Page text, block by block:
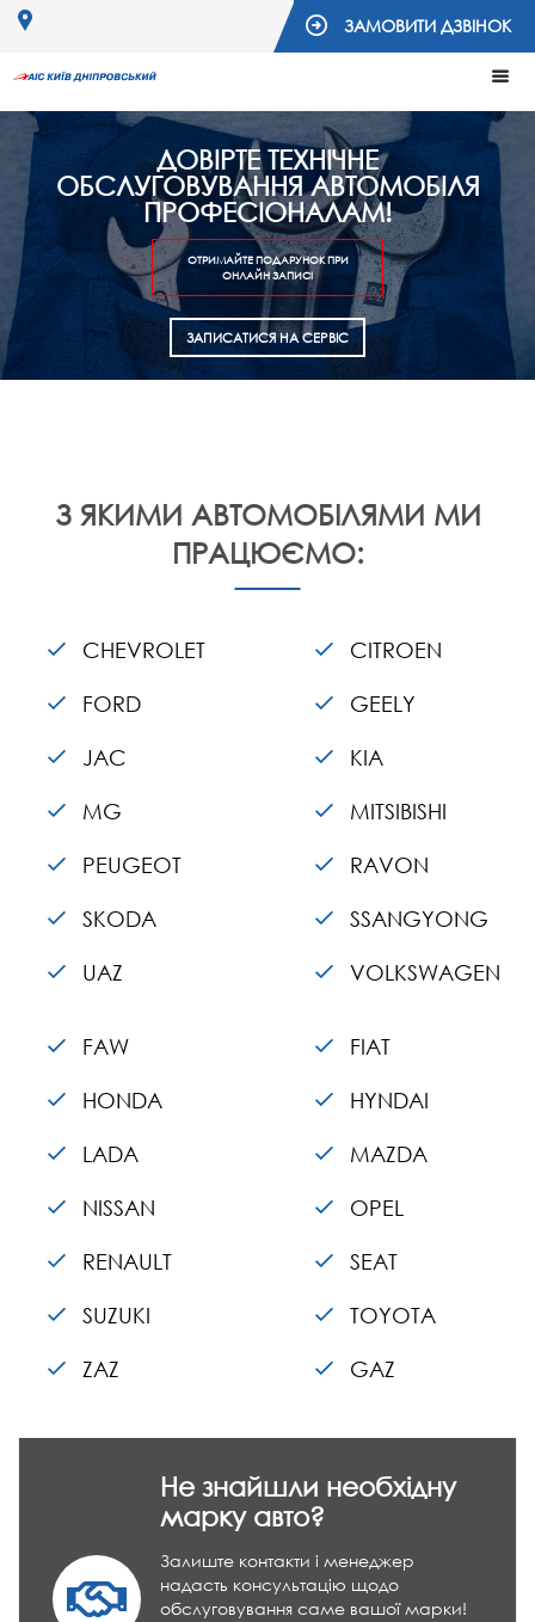
ЗАМОВИТИ ДЗВІНОК
ДОВІРТЕ ТЕХНІЧНЕ
ОБСЛУГОВУВАННЯ АВТОМОБІЛЯ
ПРОФЕСІОНАЛАМ!
ОТРИМАЙТЕ ПОДАРУНОК ПРИ
ОНЛАЙН ЗАПИСІ
ЗАПИСАТИСЯ НА СЕРВІС
З ЯКИМИ АВТОМОБІЛЯМИ МИ
ПРАЦЮЄМО:
CHEVROLET
FORD
JAC
MG
PEUGEOT
SKODA
UAZ
CITROEN
GEELY
KIA
MITSIBISHI
RAVON
SSANGYONG
VOLKSWAGEN
FAW
HONDA
LADA
NISSAN
RENAULT
SUZUKI
ZAZ
FIAT
HYNDAI
MAZDA
OPEL
SEAT
TOYOTA
GAZ
Не знайшли необхідну
марку авто?
Залиште контакти і менеджер
надасть консультацію щодо
обслуговування саме вашої марки!